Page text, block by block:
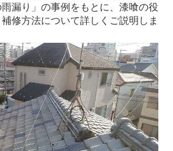
漏り」の事例をもとに、漆喰の役
修方法について詳しくご説明しま